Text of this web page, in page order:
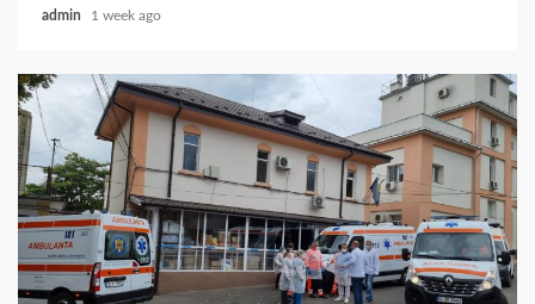
admin 1 week ago